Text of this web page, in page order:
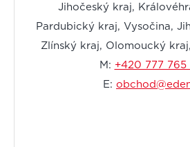
Jihočeský kraj,
Pardubický kraj, Vysočina,
Zlínský kraj, Olomoucký
M: +420 777 765
E: